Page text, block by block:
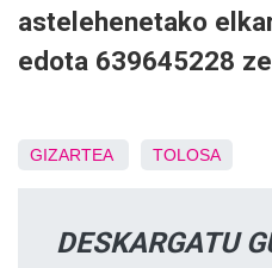
astelehenetako
edota 639645228
GIZARTEA TOLOSA
DESKARGATU